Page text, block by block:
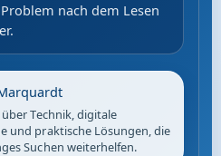
nach dem Lesen
Technik, digitale
und praktische Lösungen, die
Suchen weiterhelfen.